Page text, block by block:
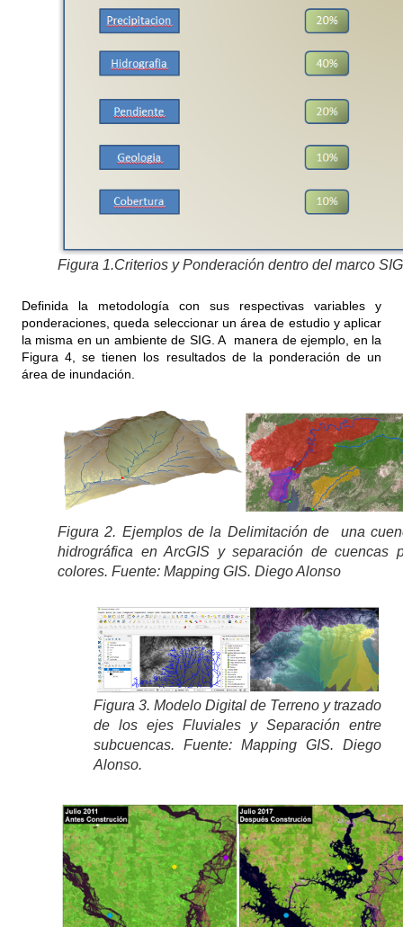
Figura 1.Criterios y Ponderación dentro del marco
Definida la metodología con sus respectivas variables y
ponderaciones, queda seleccionar un área de estudio y aplicar
la misma en un ambiente de SIG. A manera de ejemplo, en la
Figura 4, se tienen los resultados de la ponderación de un
área de inundación.
Figura 2. Ejemplos de la Delimitación de una
hidrográfica en ArcGIS y separación de cuencas
colores. Fuente: Mapping GIS. Diego Alonso
Figura 3. Modelo Digital de Terreno y trazado
de los ejes Fluviales y Separación entre
subcuencas. Fuente: Mapping GIS. Diego
Alonso.